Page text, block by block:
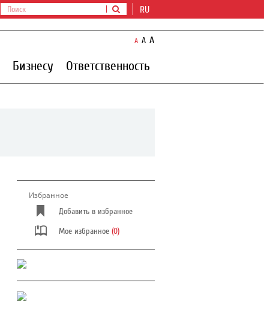
RU
A A A
Бизнесу Ответственность
Избранное
Добавить в избранное
Мое избранное (0)